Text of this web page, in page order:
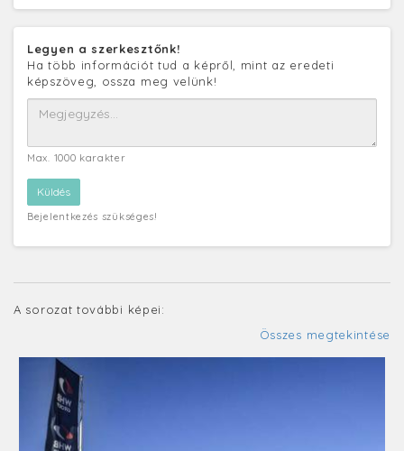
Legyen a szerkesztőnk!
Ha több információt tud a képről, mint az eredeti
képszöveg, ossza meg velünk!
Max. 1000 karakter
Bejelentkezés szükséges!
A sorozat további képei:
Összes megtekintése